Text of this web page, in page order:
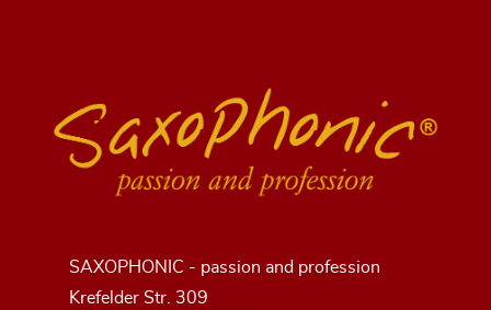
SAXOPHONIC - passion and profession
Krefelder Str. 309